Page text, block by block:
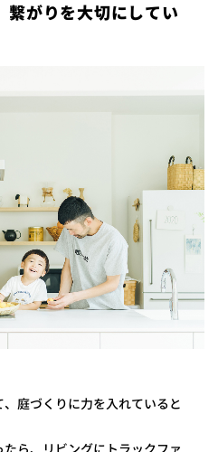
繋がりを大切にしてい
庭づくりに力を入れていると